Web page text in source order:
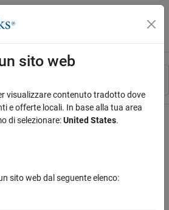
menu di navigazione
sito web
visualizzare contenuto tradotto dove
e offerte locali. In base alla tua area
di selezionare:United States.
sito web dal seguente elenco: